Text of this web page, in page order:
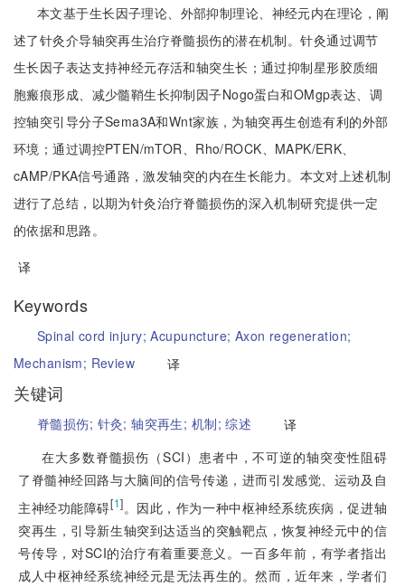
本文基于生长因子理论、外部抑制理论、神经元内在理论，阐
述了针灸介导轴突再生治疗脊髓损伤的潜在机制。针灸通过调节
生长因子表达支持神经元存活和轴突生长；通过抑制星形胶质细
胞瘢痕形成、减少髓鞘生长抑制因子Nogo蛋白和OMgp表达、调
控轴突引导分子Sema3A和Wnt家族，为轴突再生创造有利的外部
环境；通过调控PTEN/mTOR、Rho/ROCK、MAPK/ERK、
cAMP/PKA信号通路，激发轴突的内在生长能力。本文对上述机制
进行了总结，以期为针灸治疗脊髓损伤的深入机制研究提供一定
的依据和思路。
译
Keywords
Spinal cord injury;Acupuncture; Axon regeneration;
Mechanism; Review 译
关键词
脊髓损伤; 针灸;轴突再生; 机制;综述
译
在大多数脊髓损伤（SCI）患者中，不可逆的轴突变性阻碍
了脊髓神经回路与大脑间的信号传递，进而引发感觉、运动及自
主神经功能障碍[1]。因此，作为一种中枢神经系统疾病，促进轴
突再生，引导新生轴突到达适当的突触靶点，恢复神经元中的信
号传导，对SCI的治疗有着重要意义。一百多年前，有学者指出
成人中枢神经系统神经元是无法再生的。然而，近年来，学者们